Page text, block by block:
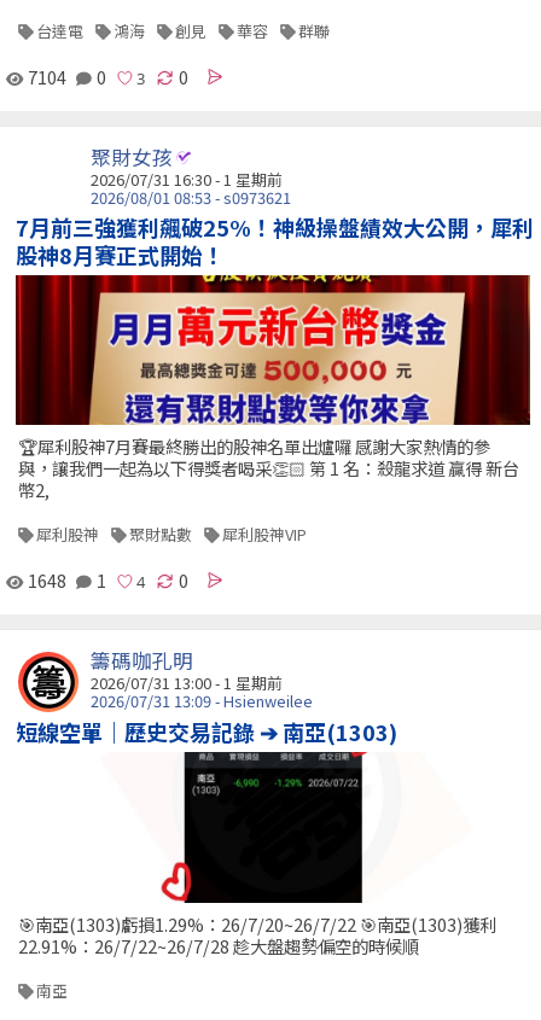
台達電 鴻海 創見 華容 群聯
7104 0 0
聚財女孩
2026/07/31 16:30 - 1 星期前
2026/08/01 08:53 - s0973621
7月前三強獲利飆破25%！神級操盤績效大公開，犀利
股神8月賽正式開始！
🏆犀利股神7月賽最終勝出的股神名單出爐囉 感謝大家熱情的參
與，讓我們一起為以下得獎者喝采👏🏻 第 1 名：殺龍求道 贏得 新台
幣2,
犀利股神 聚財點數 犀利股神VIP
1648 1 0
籌碼咖孔明
2026/07/31 13:00 - 1 星期前
2026/07/31 13:09 - Hsienweilee
短線空單｜歷史交易記錄 ➔ 南亞(1303)
🎯南亞(1303)虧損1.29%：26/7/20~26/7/22 🎯南亞(1303)獲利
22.91%：26/7/22~26/7/28 趁大盤趨勢偏空的時候順
南亞